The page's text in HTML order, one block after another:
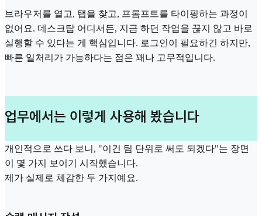
브라우저를 열고, 탭을 찾고, 프롬프트를 타이핑하는 과정이
없어요. 데스크탑 어디서든, 지금 하던 작업을 끊지 않고 바로
실행할 수 있다는 게 핵심입니다. 로그인이 필요하긴 하지만,
빠른 일처리가 가능하다는 점은 꽤나 고무적입니다.
업무에서는 이렇게 사용해 봤습니다
개인적으로 쓰다 보니, "이건 팀 단위로 써도 되겠다"는 장면
이 몇 가지 보이기 시작했습니다.
제가 실제로 체감한 두 가지예요.